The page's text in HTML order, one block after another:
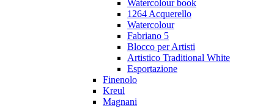
Watercolour book
1264 Acquerello
Watercolour
Fabriano 5
Blocco per Artisti
Artistico Traditional White
Esportazione
Finenolo
Kreul
Magnani